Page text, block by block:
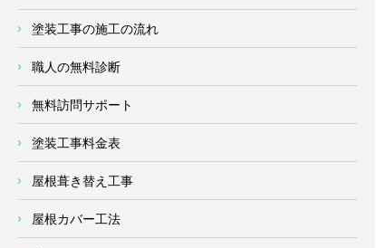
塗装工事の施工の流れ
職人の無料診断
無料訪問サポート
塗装工事料金表
屋根葺き替え工事
屋根カバー工法